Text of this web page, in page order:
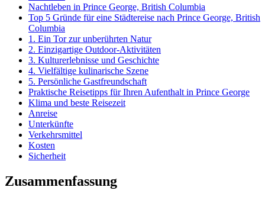
Nachtleben in Prince George, British Columbia
Top 5 Gründe für eine Städtereise nach Prince George, British
Columbia
1. Ein Tor zur unberührten Natur
2. Einzigartige Outdoor-Aktivitäten
3. Kulturerlebnisse und Geschichte
4. Vielfältige kulinarische Szene
5. Persönliche Gastfreundschaft
Praktische Reisetipps für Ihren Aufenthalt in Prince George
Klima und beste Reisezeit
Anreise
Unterkünfte
Verkehrsmittel
Kosten
Sicherheit
Zusammenfassung